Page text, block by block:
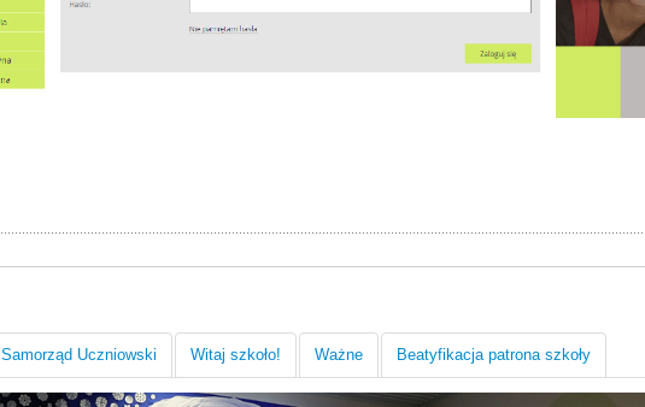
Samorząd Uczniowski Witaj szkoło! Ważne Beatyfikacja patrona szkoły